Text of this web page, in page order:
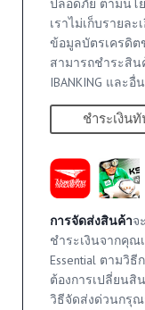
ปลอดภัย ตามนโ
เราไม่เก็บรายล
ข้อมูลบัตรเครดิ
สามารถชำระสินค้
IBANKING และอื่
ชำระเงิน
การจัดส่งสินค้าจ
ชำระเงินจากคุณ
Essential ตามวิ
ต้องการเปลี่ยนสิ
วิธีจัดส่งด่วนกรุณ